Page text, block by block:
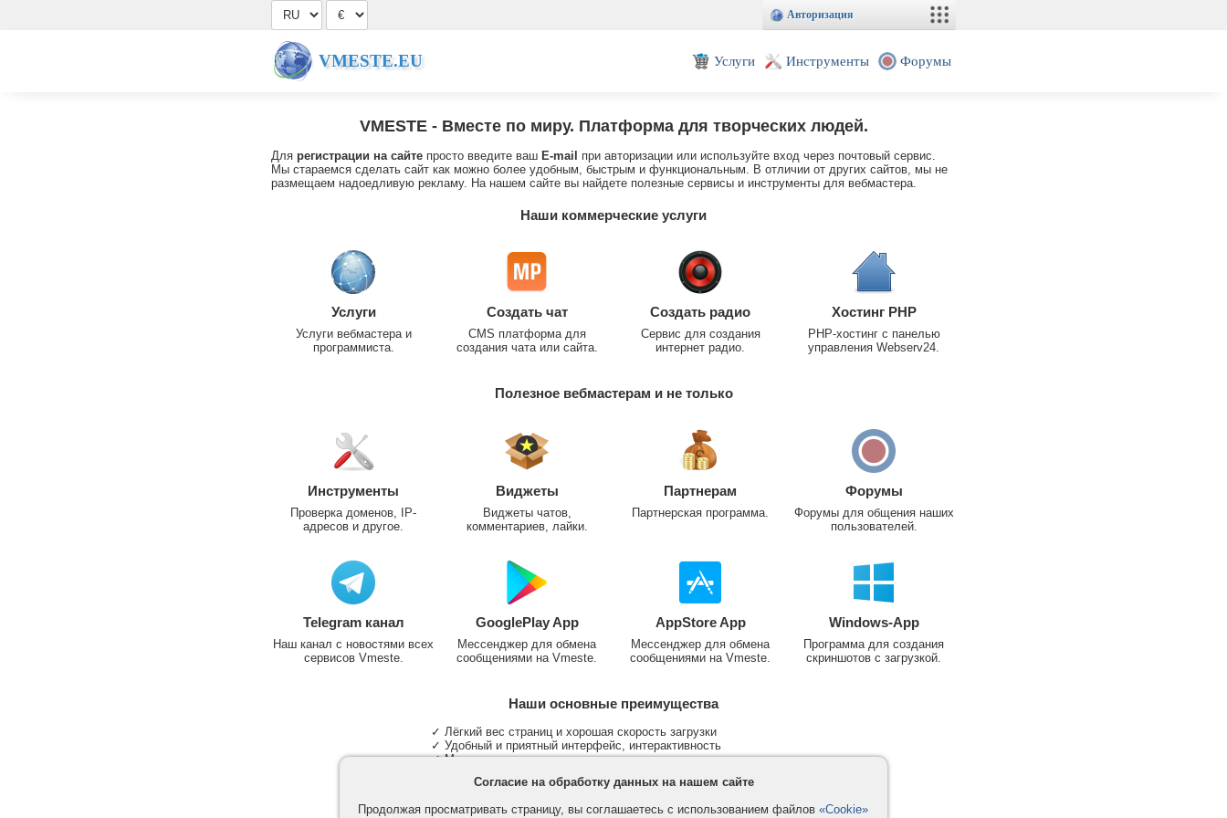
Авторизация
VMESTE.EU Услуги Инструменты Форумы
VMESTE- Вместе по миру. Платформа для творческих людей.
Для регистрации на сайте просто введите ваш E-mail
при авторизации или используйте вход через почтовый сервис.
Мы стараемся сделать сайт как можно более удобным, быстрым и функциональным. В отличии от других сайтов, мы не
размещаем надоедливую рекламу. На нашем сайте вы найдете полезные сервисы и инструменты для вебмастера.
Наши коммерческие услуги
Услуги
Услуги вебмастера и
программиста.
Создать чат
CMS платформа для
создания чата или сайта.
Создать радио
Сервис для создания
интернет радио.
Хостинг PHP
PHP-хостинг с панелью
управления Webserv24.
Полезное вебмастерам и не только
Инструменты
Проверка доменов, IP-
адресов и другое.
Виджеты
Виджеты чатов,
комментариев, лайки.
Партнерам
Партнерская программа.
Форумы
Форумы для общения наших
пользователей.
Telegram канал
Наш канал с новостями всех
сервисов Vmeste.
GooglePlay App
Мессенджер для обмена
сообщениями на Vmeste.
AppStore App
Мессенджер для обмена
сообщениями на Vmeste.
Windows-App
Программа для создания
скриншотов с загрузкой.
Наши основные преимущества
✓ Лёгкий вес страниц и хорошая скорость загрузки
✓ Удобный и приятный интерфейс, интерактивность
✓ Мы не размещаем надоедливую рекламу
✓ Участие в группах и сообществах
✓ Поддержка основных типов и больших файлов
Согласие на обработку данных на нашем сайте
Продолжая просматривать страницу, вы соглашаетесь с использованием файлов «Cookie»